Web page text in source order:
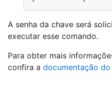
A senha da chave será
executar esse comando.
Para obter mais
confira a documentação do